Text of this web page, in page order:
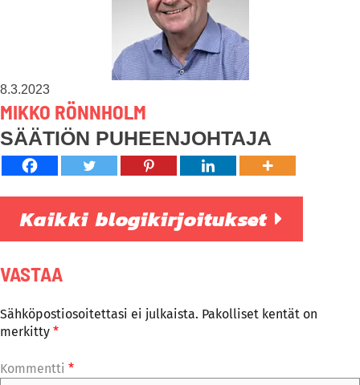
8.3.2023
MIKKO RÖNNHOLM
SÄÄTIÖN PUHEENJOHTAJA
Kaikki blogikirjoitukset
VASTAA
Sähköpostiosoitettasi ei julkaista. Pakolliset kentät on
merkitty *
Kommentti *